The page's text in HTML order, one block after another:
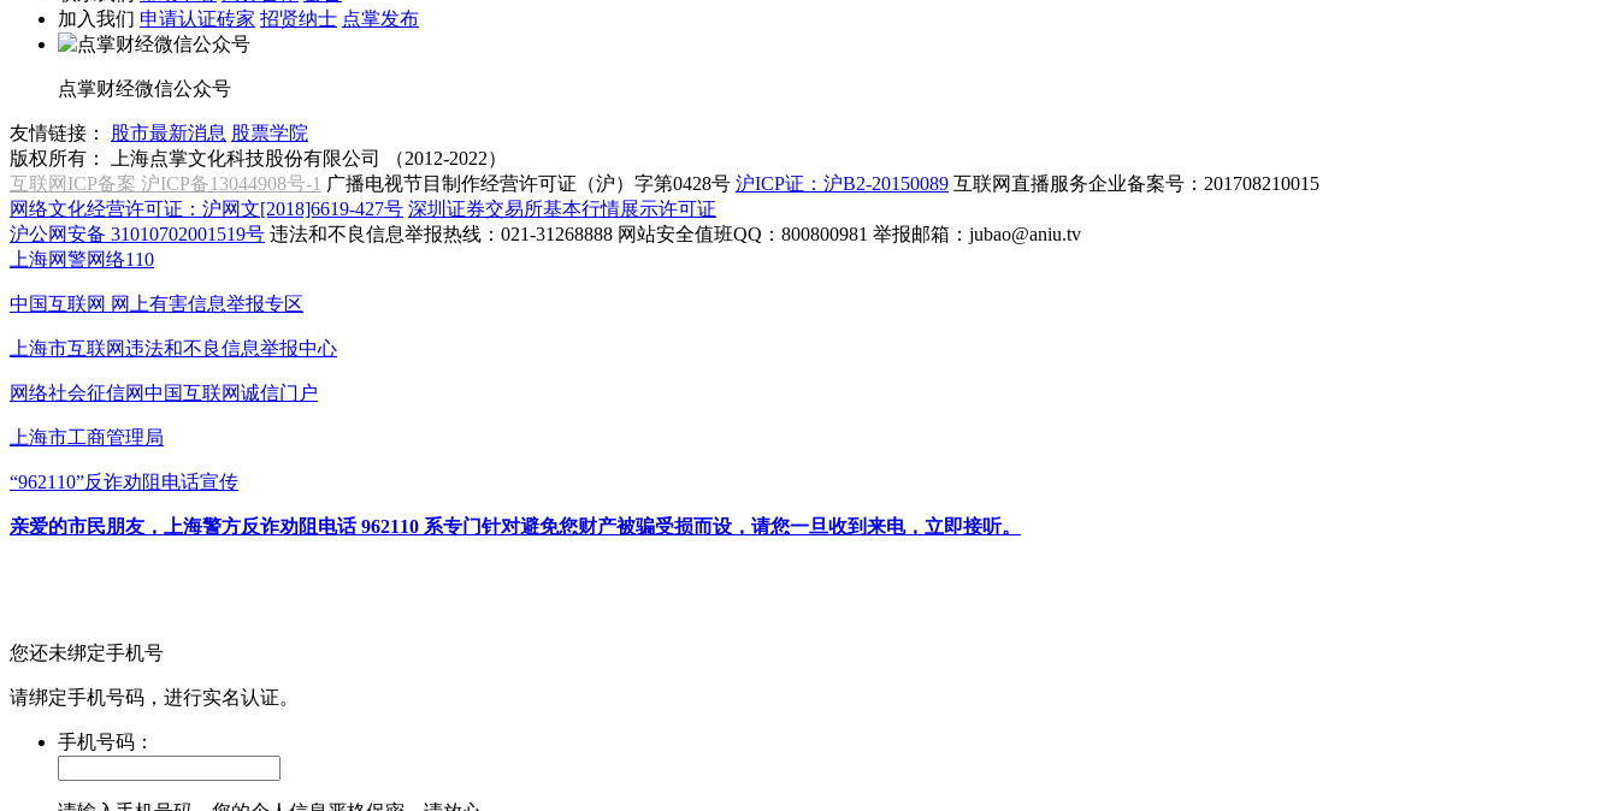
加入我们 申请认证砖家 招贤纳士 点掌发布
点掌财经微信公众号
友情链接： 股市最新消息 股票学院
版权所有：
上海点掌文化科技股份有限公司 （2012-2022）
互联网ICP备案 沪ICP备13044908号-1 广播电视节目制作经营许可证（沪）字第0428号 沪ICP证：沪B2-20150089 互联网直播服务企业备案号：201708210015
网络文化经营许可证：沪网文[2018]6619-427号 深圳证券交易所基本行情展示许可证
沪公网安备 31010702001519号 违法和不良信息举报热线：021-31268888 网站安全值班QQ：800800981 举报邮箱： jubao@aniu.tv
上海网警网络110
中国互联网 网上有害信息举报专区
上海市互联网违法和不良信息举报中心
网络社会征信网中国互联网诚信门户
上海市工商管理局
“962110”反诈劝阻电话宣传
亲爱的市民朋友，上海警方反诈劝阻电话 962110 系专门针对避免您财产被骗受损而设，请您一旦收到来电，立即接听。
您还未绑定手机号
请绑定手机号码，进行实名认证。
手机号码：